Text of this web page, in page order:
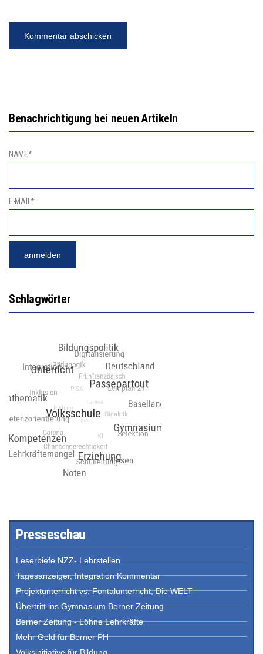
Benachrichtigung bei neuen Artikeln
NAME*
E-MAIL*
Schlagwörter
Presseschau
Leserbiefe NZZ- Lehrstellen
Tagesanzeiger, Integration Kommentar
Projektunterricht vs. Fontalunterricht, Die WELT
Übertritt ins Gymnasium Berner Zeitung
Berner Zeitung - Löhne Lehrkräfte
Mehr Geld für Berner PH
Volksinitiative für Bildung